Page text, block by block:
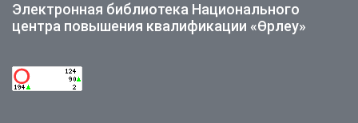
Электронная библиотека Национального
центра повышения квалификации «Өрлеу»